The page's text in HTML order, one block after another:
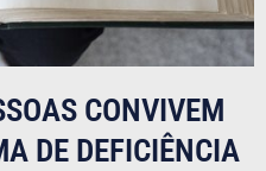
CONVIVEM
DE DEFICIÊNCIA